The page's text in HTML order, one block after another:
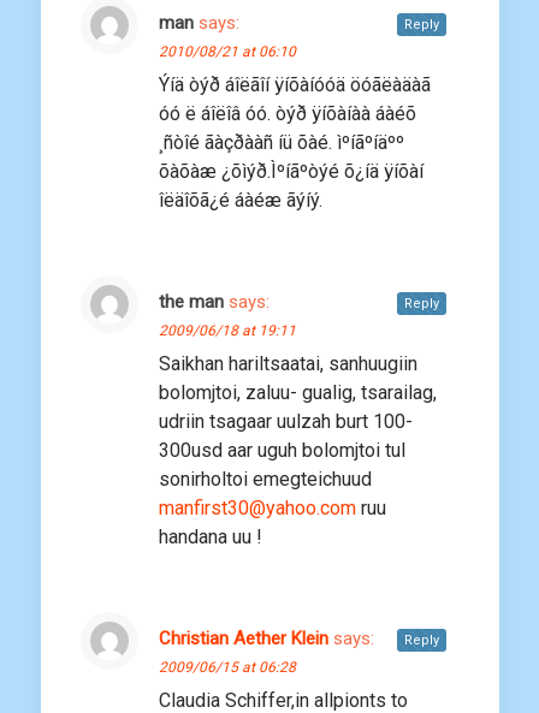
man says:
2010/08/21 at 06:10
Ýíä òýð áîëãîí ÿíõàíóóä öóãëàäàã
óó ë áîëîâ óó. òýð ÿíõàíàà áàéõ
¸ñòîé ãàçðààñ íü õàé. ìºíãºíäºº
õàõàæ ¿õìýð.Ìºíãºòýé õ¿íä ÿíõàí
îëäîõã¿é áàéæ ãýíý.
Reply
the man says:
2009/06/18 at 19:11
Saikhan hariltsaatai, sanhuugiin
bolomjtoi, zaluu- gualig, tsarailag,
udriin tsagaar uulzah burt 100-
300usd aar uguh bolomjtoi tul
sonirholtoi emegteichuud
manfirst30@yahoo.com ruu
handana uu !
Reply
Christian Aether Klein says:
2009/06/15 at 06:28
Claudia Schiffer,in allpionts to
Reply